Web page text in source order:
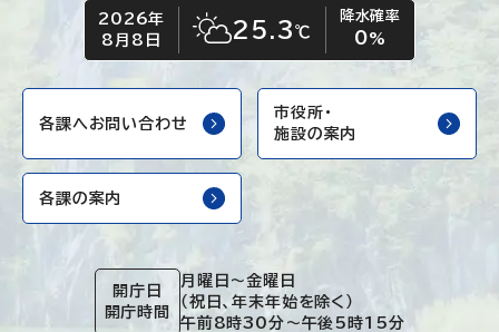
今日の日付
2026年
8月8日
今日の天気
晴れ時々くもり
25.3℃
降水確率
0%
各課へお問い合わせ
市役所・
施設の案内
各課の案内
開庁日
開庁時間
月曜日～金曜日
（祝日、年末年始を除く）
午前8時30分～午後5時15分